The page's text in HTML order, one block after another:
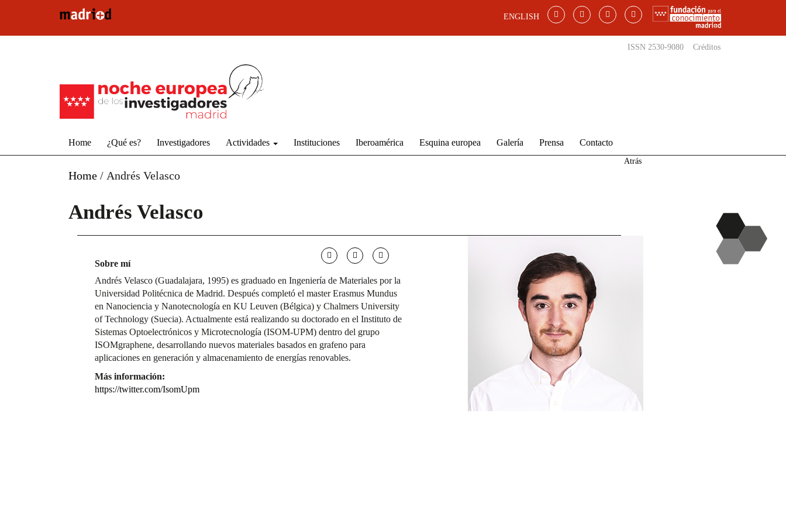
ENGLISH
ISSN 2530-9080 Créditos
Home ¿Qué es? Investigadores Actividades Instituciones Iberoamérica Esquina europea Galería Prensa Contacto
Home / Andrés Velasco
Atrás
Andrés Velasco
Sobre mí
Andrés Velasco (Guadalajara, 1995) es graduado en Ingeniería de Materiales por la
Universidad Politécnica de Madrid. Después completó el master Erasmus Mundus
en Nanociencia y Nanotecnología en KU Leuven (Bélgica) y Chalmers University
of Technology (Suecia). Actualmente está realizando su doctorado en el Instituto de
Sistemas Optoelectrónicos y Microtecnología (ISOM-UPM) dentro del grupo
ISOMgraphene, desarrollando nuevos materiales basados en grafeno para
aplicaciones en generación y almacenamiento de energías renovables.
Más información:
https://twitter.com/IsomUpm